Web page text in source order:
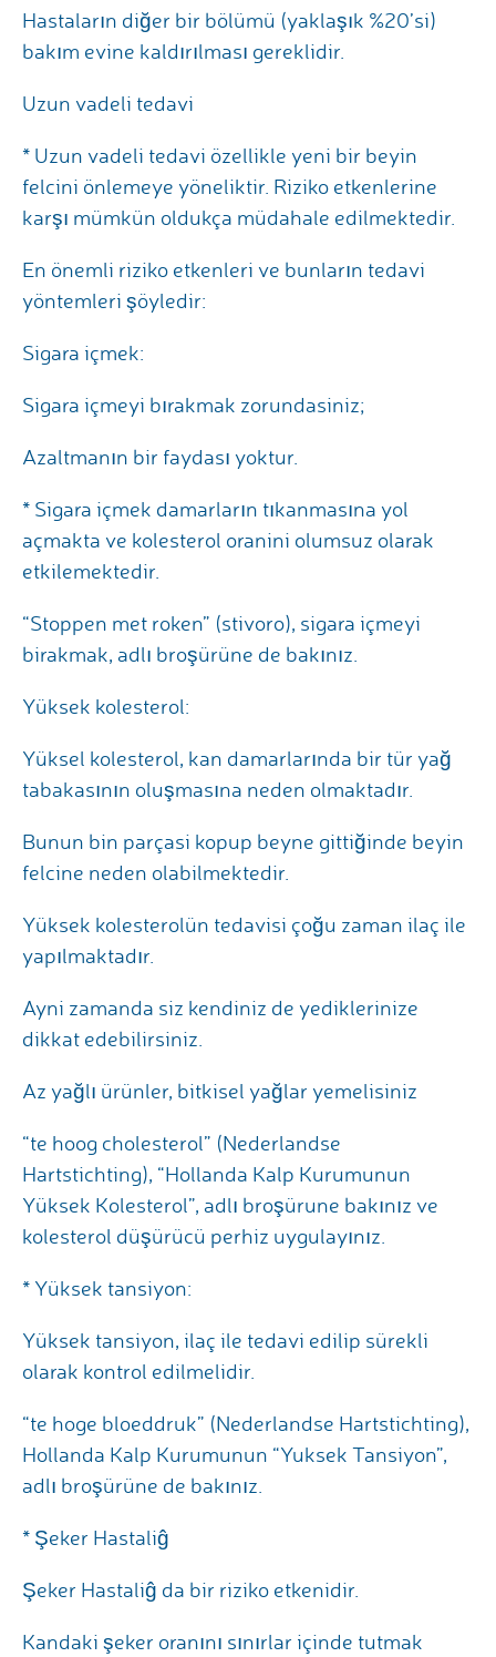
Hastaların diğer bir bölümü (yaklaşık %20’si)
bakım evine kaldırılması gereklidir.
Uzun vadeli tedavi
* Uzun vadeli tedavi özellikle yeni bir beyin
felcini önlemeye yöneliktir. Riziko etkenlerine
karşı mümkün oldukça müdahale edilmektedir.
En önemli riziko etkenleri ve bunların tedavi
yöntemleri şöyledir:
Sigara içmek:
Sigara içmeyi bırakmak zorundasiniz;
Azaltmanın bir faydası yoktur.
* Sigara içmek damarların tıkanmasına yol
açmakta ve kolesterol oranini olumsuz olarak
etkilemektedir.
“Stoppen met roken” (stivoro), sigara içmeyi
birakmak, adlı broşürüne de bakınız.
Yüksek kolesterol:
Yüksel kolesterol, kan damarlarında bir tür yağ
tabakasının oluşmasına neden olmaktadır.
Bunun bin parçasi kopup beyne gittiğinde beyin
felcine neden olabilmektedir.
Yüksek kolesterolün tedavisi çoğu zaman ilaç ile
yapılmaktadır.
Ayni zamanda siz kendiniz de yediklerinize
dikkat edebilirsiniz.
Az yağlı ürünler, bitkisel yağlar yemelisiniz
“te hoog cholesterol” (Nederlandse
Hartstichting), “Hollanda Kalp Kurumunun
Yüksek Kolesterol”, adlı broşürune bakınız ve
kolesterol düşürücü perhiz uygulayınız.
* Yüksek tansiyon:
Yüksek tansiyon, ilaç ile tedavi edilip sürekli
olarak kontrol edilmelidir.
“te hoge bloeddruk” (Nederlandse Hartstichting),
Hollanda Kalp Kurumunun “Yuksek Tansiyon”,
adlı broşürüne de bakınız.
* Şeker Hastaliĝ
Şeker Hastaliĝ da bir riziko etkenidir.
Kandaki şeker oranını sınırlar içinde tutmak